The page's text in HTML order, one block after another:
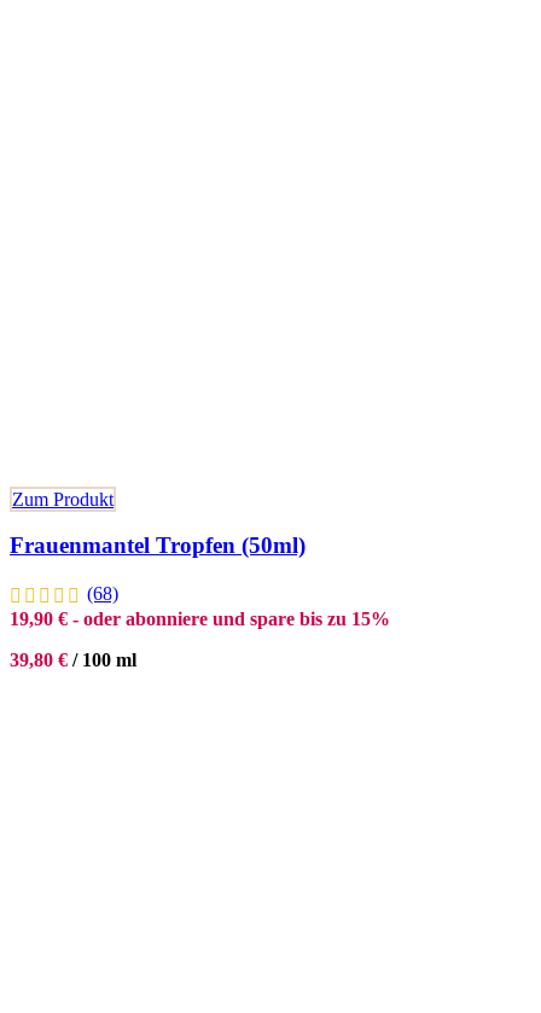
Zum Produkt
Frauenmantel Tropfen (50ml)
(68)
19,90 € - oder abonniere und spare bis zu 15%
39,80 € / 100 ml